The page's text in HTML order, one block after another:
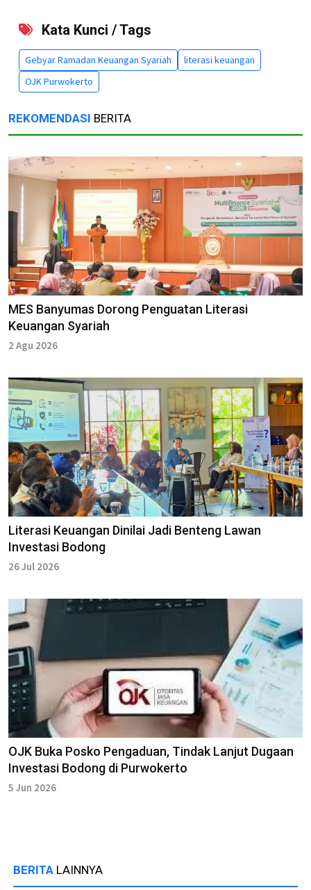
Kata Kunci / Tags
Gebyar Ramadan Keuangan Syariah
literasi keuangan
OJK Purwokerto
REKOMENDASI BERITA
MES Banyumas Dorong Penguatan Literasi
Keuangan Syariah
2 Agu 2026
Literasi Keuangan Dinilai Jadi Benteng Lawan
Investasi Bodong
26 Jul 2026
OJK Buka Posko Pengaduan, Tindak Lanjut Dugaan
Investasi Bodong di Purwokerto
5 Jun 2026
BERITA LAINNYA